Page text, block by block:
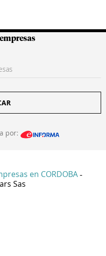
por:
en CORDOBA -
Sas